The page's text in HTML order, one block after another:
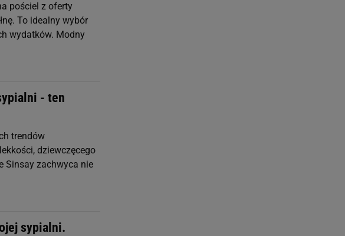
pościel z oferty
To idealny wybór
wydatków. Modny
- ten
trendów
dziewczęcego
Sinsay zachwyca nie
sypialni.